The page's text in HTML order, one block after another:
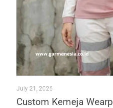
July 21, 2026
Custom Kemeja